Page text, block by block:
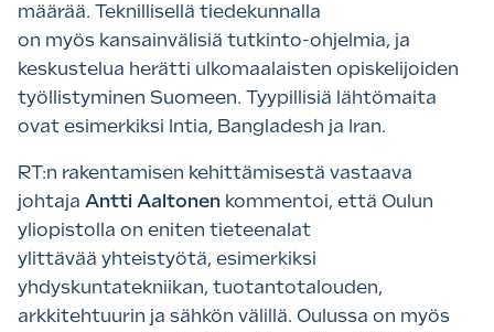
määrää. Teknillisellä tiedekunnalla
on myös kansainvälisiä tutkinto-ohjelmia, ja
keskustelua herätti ulkomaalaisten opiskelijoiden
työllistyminen Suomeen. Tyypillisiä lähtömaita
ovat esimerkiksi Intia, Bangladesh ja Iran.
RT:n rakentamisen kehittämisestä vastaava
johtaja Antti Aaltonen kommentoi, että Oulun
yliopistolla on eniten tieteenalat
ylittävää yhteistyötä, esimerkiksi
yhdyskuntatekniikan, tuotantotalouden,
arkkitehtuurin ja sähkön välillä. Oulussa on myös